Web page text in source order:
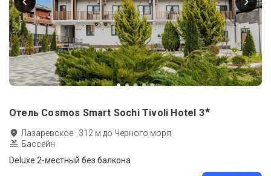
Отель Cosmos Smart Sochi Tivoli Hotel 3★
Лазаревское · 312 м до Черного моря
Бассейн
Deluxe 2-местный без балкона